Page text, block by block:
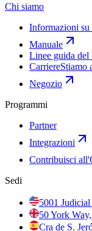
Chi siamo
Informazioni
Manuale
Linee guida del
CarriereStiamo
Negozio
Programmi
Partner
Integrazioni
Contribuisci
Sedi
5001
50 York
Cra de S.